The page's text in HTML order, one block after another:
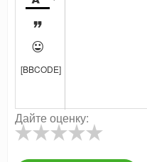


[BBCODE]
Дайте оценку: